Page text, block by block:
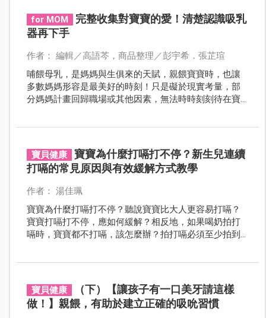
for MOM
完整收集對寶寶的愛！清楚認識吸乳
器再下手
作者： 編輯／高語芩，商品整理／彭宇希．張芷瑄
哺餵母乳，是媽媽與生俱來的天賦，親餵寶寶時，也讓
多數媽媽形容是最美好的時刻！只是礙於現實考量，部
分媽媽計畫回歸職場或其他因素，無法時時刻刻待在寶
寶貝健康
寶寶為什麼打嗝打不停？新生兒連續
打嗝的常見原因與有效緩解方式教學
作者： 湯佳珮
寶寶為什麼打嗝打不停？聽說寶寶比大人更容易打嗝？
寶寶打嗝打不停，應如何緩解？相反地，如果喝奶拍打
嗝時，寶寶都不打嗝，該怎麼辦？拍打嗝必須至少拍到
寶貝健康
（下）【讓孩子有一口美牙請這樣
做！】親餵，有助於建立正確的吸吮習慣